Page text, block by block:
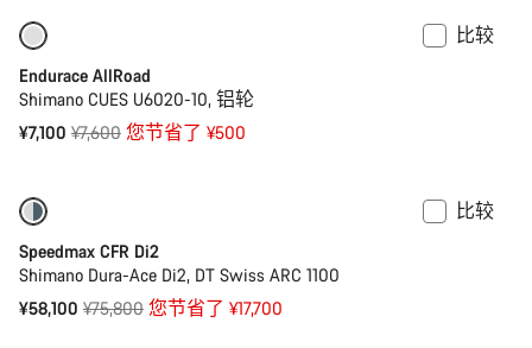
比较
Endurace AllRoad
Shimano CUES U6020-10, 铝轮
¥7,100 原
¥7,600 您节省了 ¥500
比较
Speedmax CFR Di2
Shimano Dura-Ace Di2, DT Swiss ARC 1100
¥58,100 原
¥75,800 您节省了 ¥17,700